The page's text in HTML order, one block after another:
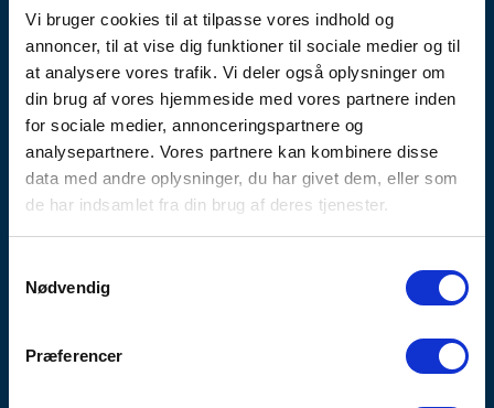
Vi bruger cookies til at tilpasse vores indhold og
annoncer, til at vise dig funktioner til sociale medier og til
at analysere vores trafik. Vi deler også oplysninger om
din brug af vores hjemmeside med vores partnere inden
for sociale medier, annonceringspartnere og
analysepartnere. Vores partnere kan kombinere disse
data med andre oplysninger, du har givet dem, eller som
de har indsamlet fra din brug af deres tjenester.
Nødvendig
Præferencer
Grøn tagdækning er en bæredygtig og
miljøvenlig løsning, der tilføjer naturlig
skønhed til dit tag samtidig med at det har
flere fordele som isolering,
regnvandshåndtering og forbedret
luftkvalitet.
Som erfaren tagdækker i Snekkersten sikrer
vi, at dit grønne tag installeres korrekt og
ønsker en grøn tagløsning, kan du stole på
ekspertise og kvalitet.